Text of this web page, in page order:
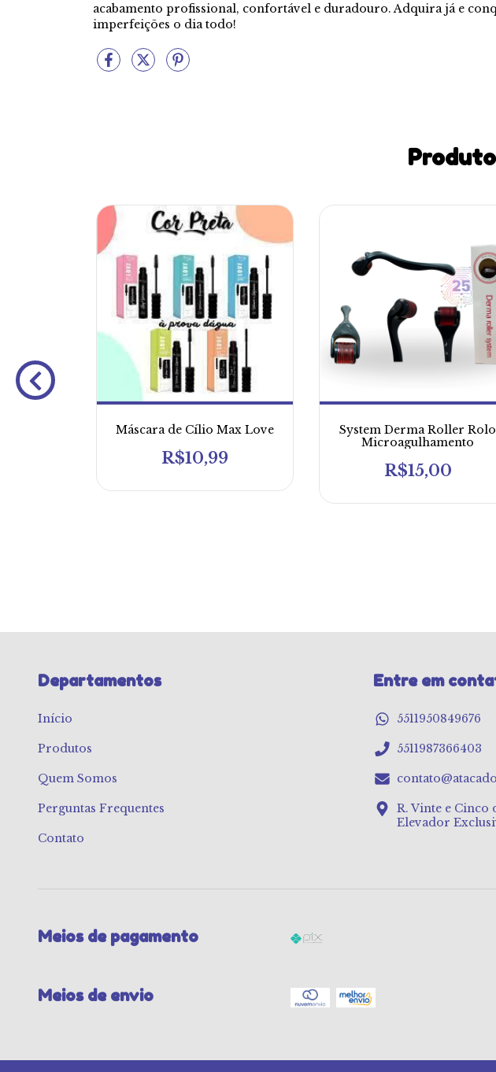
acabamento profissional, confortável e duradouro. Adquira já e
imperfeições o dia todo!
Máscara de Cílio Max Love
R$10,99
System Derma Roller Rolo
Microagulhamento
R$15,00
Departamentos
Início
Produtos
Quem Somos
Perguntas Frequentes
Contato
Entre em
5511950849676
5511987366403
R. Vinte e Cinco
Elevador
Meios de pagamento
Meios de envio